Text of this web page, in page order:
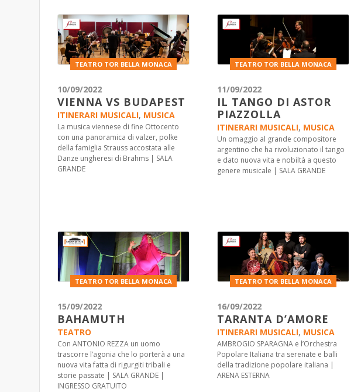
TEATRO TOR BELLA MONACA
10/09/2022
VIENNA VS BUDAPEST
ITINERARI MUSICALI, MUSICA
La musica viennese di fine Ottocento
con una panoramica di valzer, polke
della famiglia Strauss accostata alle
Danze ungheresi di Brahms | SALA
GRANDE
TEATRO TOR BELLA MONACA
11/09/2022
IL TANGO DI ASTOR
PIAZZOLLA
ITINERARI MUSICALI, MUSICA
Un omaggio al grande compositore
argentino che ha rivoluzionato il tango
e dato nuova vita e nobiltà a questo
genere musicale | SALA GRANDE
TEATRO TOR BELLA MONACA
15/09/2022
BAHAMUTH
TEATRO
Con ANTONIO REZZA un uomo
trascorre l’agonia che lo porterà a una
nuova vita fatta di rigurgiti tribali e
storie passate | SALA GRANDE |
INGRESSO GRATUITO
TEATRO TOR BELLA MONACA
16/09/2022
TARANTA D’AMORE
ITINERARI MUSICALI, MUSICA
AMBROGIO SPARAGNA e l’Orchestra
Popolare Italiana tra serenate e balli
della tradizione popolare italiana |
ARENA ESTERNA